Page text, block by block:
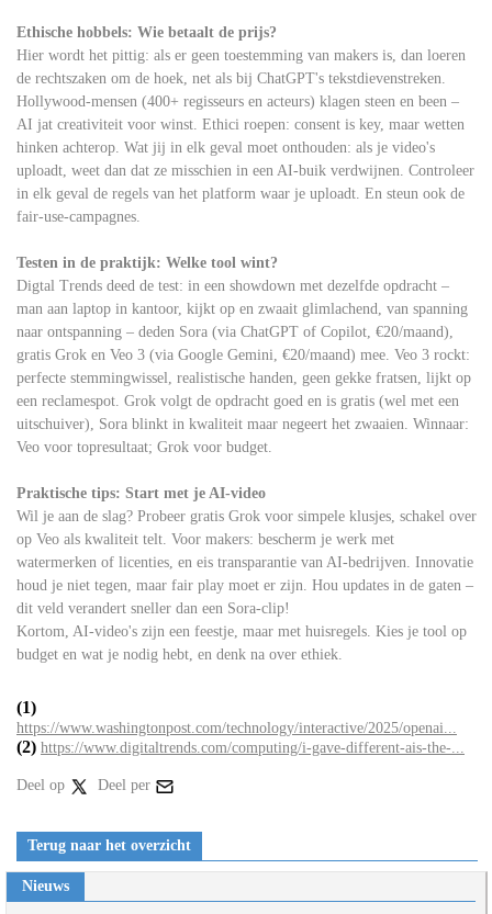
Ethische hobbels: Wie betaalt de prijs?
Hier wordt het pittig: als er geen toestemming van makers is, dan loeren
de rechtszaken om de hoek, net als bij ChatGPT's tekstdievenstreken.
Hollywood-mensen (400+ regisseurs en acteurs) klagen steen en been –
AI jat creativiteit voor winst. Ethici roepen: consent is key, maar wetten
hinken achterop. Wat jij in elk geval moet onthouden: als je video's
uploadt, weet dan dat ze misschien in een AI-buik verdwijnen. Controleer
in elk geval de regels van het platform waar je uploadt. En steun ook de
fair-use-campagnes.
Testen in de praktijk: Welke tool wint?
Digtal Trends deed de test: in een showdown met dezelfde opdracht –
man aan laptop in kantoor, kijkt op en zwaait glimlachend, van spanning
naar ontspanning – deden Sora (via ChatGPT of Copilot, €20/maand),
gratis Grok en Veo 3 (via Google Gemini, €20/maand) mee. Veo 3 rockt:
perfecte stemmingwissel, realistische handen, geen gekke fratsen, lijkt op
een reclamespot. Grok volgt de opdracht goed en is gratis (wel met een
uitschuiver), Sora blinkt in kwaliteit maar negeert het zwaaien. Winnaar:
Veo voor topresultaat; Grok voor budget.
Praktische tips: Start met je AI-video
Wil je aan de slag? Probeer gratis Grok voor simpele klusjes, schakel over
op Veo als kwaliteit telt. Voor makers: bescherm je werk met
watermerken of licenties, en eis transparantie van AI-bedrijven. Innovatie
houd je niet tegen, maar fair play moet er zijn. Hou updates in de gaten –
dit veld verandert sneller dan een Sora-clip!
Kortom, AI-video's zijn een feestje, maar met huisregels. Kies je tool op
budget en wat je nodig hebt, en denk na over ethiek.
(1)
https://www.washingtonpost.com/technology/interactive/2025/openai...
(2) https://www.digitaltrends.com/computing/i-gave-different-ais-the-...
Deel op Deel per
Terug naar het overzicht
Nieuws